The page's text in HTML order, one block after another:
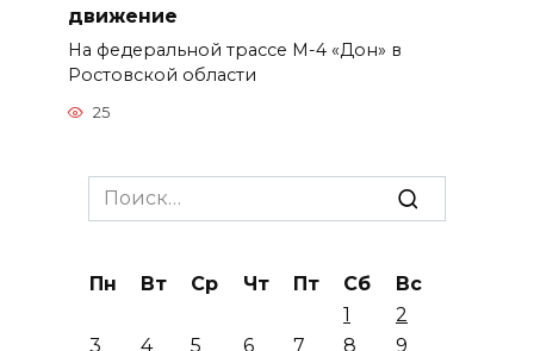
движение
На федеральной трассе М-4 «Дон» в
Ростовской области
25
Search
for:
Пн Вт Ср Чт Пт Сб
Вс
1
2
3
4 5 6 7 8
9